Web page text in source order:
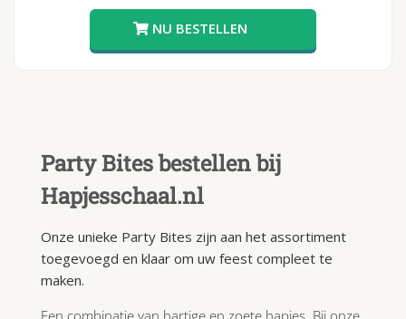
Party Bites bestellen bij
Hapjesschaal.nl
Onze unieke Party Bites zijn aan het assortiment
toegevoegd en klaar om uw feest compleet te
maken.
Een combinatie van hartige en zoete hapjes. Bij onze